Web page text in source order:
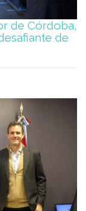
de Córdoba,
de